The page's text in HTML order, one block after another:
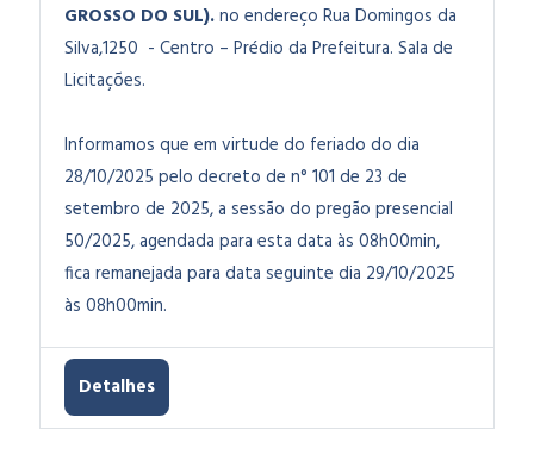
GROSSO DO SUL).no endereço Rua Domingos da
Silva,1250 - Centro – Prédio da Prefeitura. Sala de
Licitações.
Informamos que em virtude do feriado do dia
28/10/2025 pelo decreto de n° 101 de 23 de
setembro de 2025, a sessão do pregão presencial
50/2025, agendada para esta data às 08h00min,
fica remanejada para data seguinte dia 29/10/2025
às 08h00min.
Detalhes